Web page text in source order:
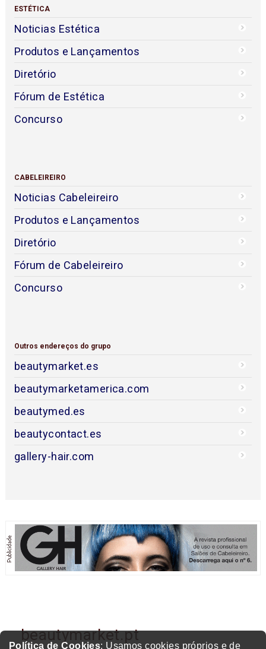
Política de Cookies: Usamos cookies próprios e de
ESTÉTICA
Noticias Estética
Produtos e Lançamentos
Diretório
Fórum de Estética
Concurso
CABELEIREIRO
Noticias Cabeleireiro
Produtos e Lançamentos
Diretório
Fórum de Cabeleireiro
Concurso
Outros endereços do grupo
beautymarket.es
beautymarketamerica.com
beautymed.es
beautycontact.es
gallery-hair.com
beautymarket.pt